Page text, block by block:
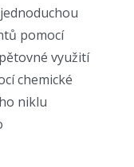
pomocí
využití
chemické
niklu